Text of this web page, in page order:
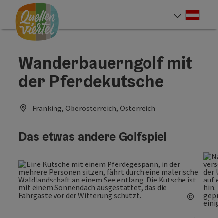
Zum Inhalt
Zur Navigation
Zum Seitenanfang
Wanderbauerngolf mit
der Pferdekutsche
Franking, Oberösterreich, Österreich
Das etwas andere Golfspiel
©